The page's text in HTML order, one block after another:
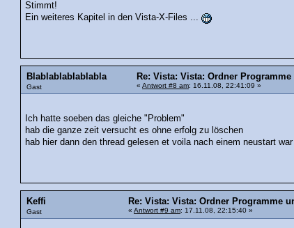
Stimmt!
Ein weiteres Kapitel in den Vista-X-Files ...
Blablablablablabla
Gast
Re: Vista: Vista: Ordner
« Antwort #8 am: 16.11.08, 22:41:09 »
Ich hatte soeben das gleiche "Problem"
hab die ganze zeit versucht es ohne erfolg zu löschen
hab hier dann den thread gelesen et voila nach einem neustart
Keffi
Gast
Re: Vista: Vista: Ordner Programme
« Antwort #9 am: 17.11.08, 22:15:40 »